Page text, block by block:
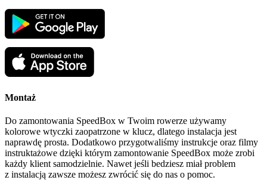
Montaż
Do zamontowania SpeedBox w Twoim rowerze używamy
kolorowe wtyczki zaopatrzone w klucz, dlatego instalacja jest
naprawdę prosta. Dodatkowo przygotwaliśmy instrukcje oraz filmy
instruktażowe dzięki którym zamontowanie SpeedBox może zrobi
każdy klient samodzielnie. Nawet jeśli bedziesz miał problem
z instalacją zawsze możesz zwrócić się do nas o pomoc.